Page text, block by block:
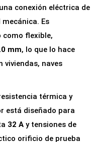
conexión eléctrica de
Es
flexible,
mm, lo que lo hace
viviendas, naves
térmica y
está diseñado para
32 A y tensiones de
orificio de prueba